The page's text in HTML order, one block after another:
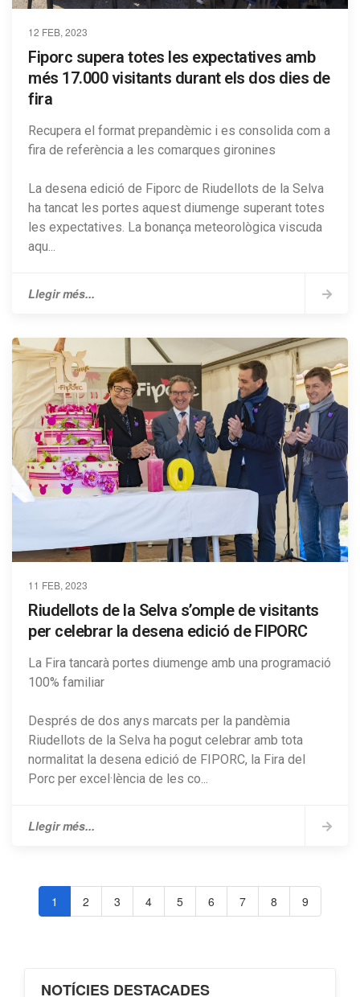
12 FEB, 2023
Fiporc supera totes les expectatives amb
més 17.000 visitants durant els dos dies de
fira
Recupera el format prepandèmic i es consolida com a
fira de referència a les comarques gironines
La desena edició de Fiporc de Riudellots de la Selva
ha tancat les portes aquest diumenge superant totes
les expectatives. La bonança meteorològica viscuda
aqu...
Llegir més...
11 FEB, 2023
Riudellots de la Selva s’omple de visitants
per celebrar la desena edició de FIPORC
La Fira tancarà portes diumenge amb una programació
100% familiar
Després de dos anys marcats per la pandèmia
Riudellots de la Selva ha pogut celebrar amb tota
normalitat la desena edició de FIPORC, la Fira del
Porc per excel·lència de les co...
Llegir més...
1 2 3 4 5 6 7 8 9
NOTÍCIES DESTACADES